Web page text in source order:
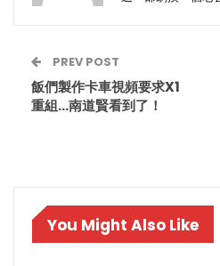
PREV POST
飯們製作卡車視頻要求X1
重組…南道賢看到了！
You Might Also Like